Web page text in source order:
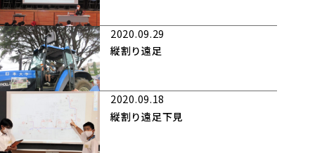
2020.09.29
縦割り遠足
2020.09.18
縦割り遠足下見